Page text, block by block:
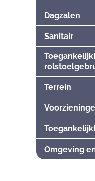
Dagzalen
Sanitair
Terrein
Omgeving